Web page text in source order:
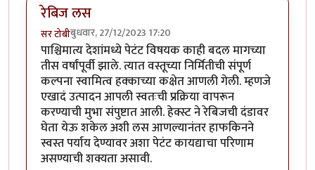
रेबिज लस
सर टोबीबुधवार, 27/12/2023 17:20
पाश्चिमात्य देशांमध्ये पेटंट विषयक काही बदल मागच्या
तीस वर्षांपूर्वी झाले. त्यात वस्तूच्या निर्मितीची संपूर्ण
कल्पना स्वामित्व हक्काच्या कक्षेत आणली गेली. म्हणजे
एखादं उत्पादन आपली स्वतःची प्रक्रिया वापरून
करण्याची मुभा संपुष्टात आली. हेक्स्ट ने रेबिजची दंडावर
घेता येऊ शकेल अशी लस आणल्यानंतर हाफकिनने
स्वस्त पर्याय देण्यावर अशा पेटंट कायद्याचा परिणाम
असण्याची शक्यता असावी.